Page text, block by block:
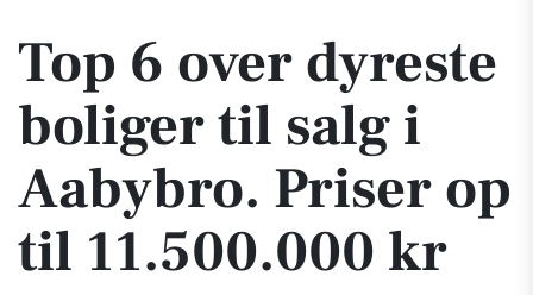
Top 6 over dyreste
boliger til salg i
Aabybro. Priser op
til 11.500.000 kr